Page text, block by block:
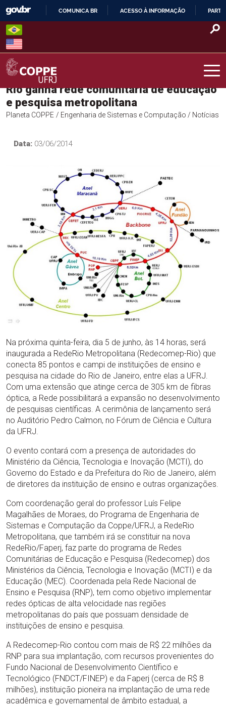
Skip
content
O
COMUNICA BR ACESSO À INFORMAÇÃO
COPPE – UFRJ
Rio ganha rede comunitária de educação
e pesquisa metropolitana
Planeta COPPE / Engenharia de Sistemas e Computação / Notícias
Data: 03/06/2014
Na próxima quinta-feira, dia 5 de junho, às 14 horas, será
inaugurada a RedeRio Metropolitana (Redecomep-Rio) que
conecta 85 pontos e campi de instituições de ensino e
pesquisa na cidade do Rio de Janeiro, entre elas a UFRJ.
Com uma extensão que atinge cerca de 305 km de fibras
óptica, a Rede possibilitará a expansão no desenvolvimento
de pesquisas científicas. A cerimônia de lançamento será
no Auditório Pedro Calmon, no Fórum de Ciência e Cultura
da UFRJ.
O evento contará com a presença de autoridades do
Ministério da Ciência, Tecnologia e Inovação (MCTI), do
Governo do Estado e da Prefeitura do Rio de Janeiro, além
de diretores da instituição de ensino e outras organizações.
Com coordenação geral do professor Luís Felipe
Magalhães de Moraes, do Programa de Engenharia de
Sistemas e Computação da Coppe/UFRJ, a RedeRio
Metropolitana, que também irá se constituir na nova
RedeRio/Faperj, faz parte do programa de Redes
Comunitárias de Educação e Pesquisa (Redecomep) dos
Ministérios da Ciência, Tecnologia e Inovação (MCTI) e da
Educação (MEC). Coordenada pela Rede Nacional de
Ensino e Pesquisa (RNP), tem como objetivo implementar
redes ópticas de alta velocidade nas regiões
metropolitanas do país que possuam densidade de
instituições de ensino e pesquisa.
A Redecomep-Rio contou com mais de R$ 22 milhões da
RNP para sua implantação, com recursos provenientes do
Fundo Nacional de Desenvolvimento Científico e
Tecnológico (FNDCT/FINEP) e da Faperj (cerca de R$ 8
milhões), instituição pioneira na implantação de uma rede
acadêmica e governamental de âmbito estadual, a